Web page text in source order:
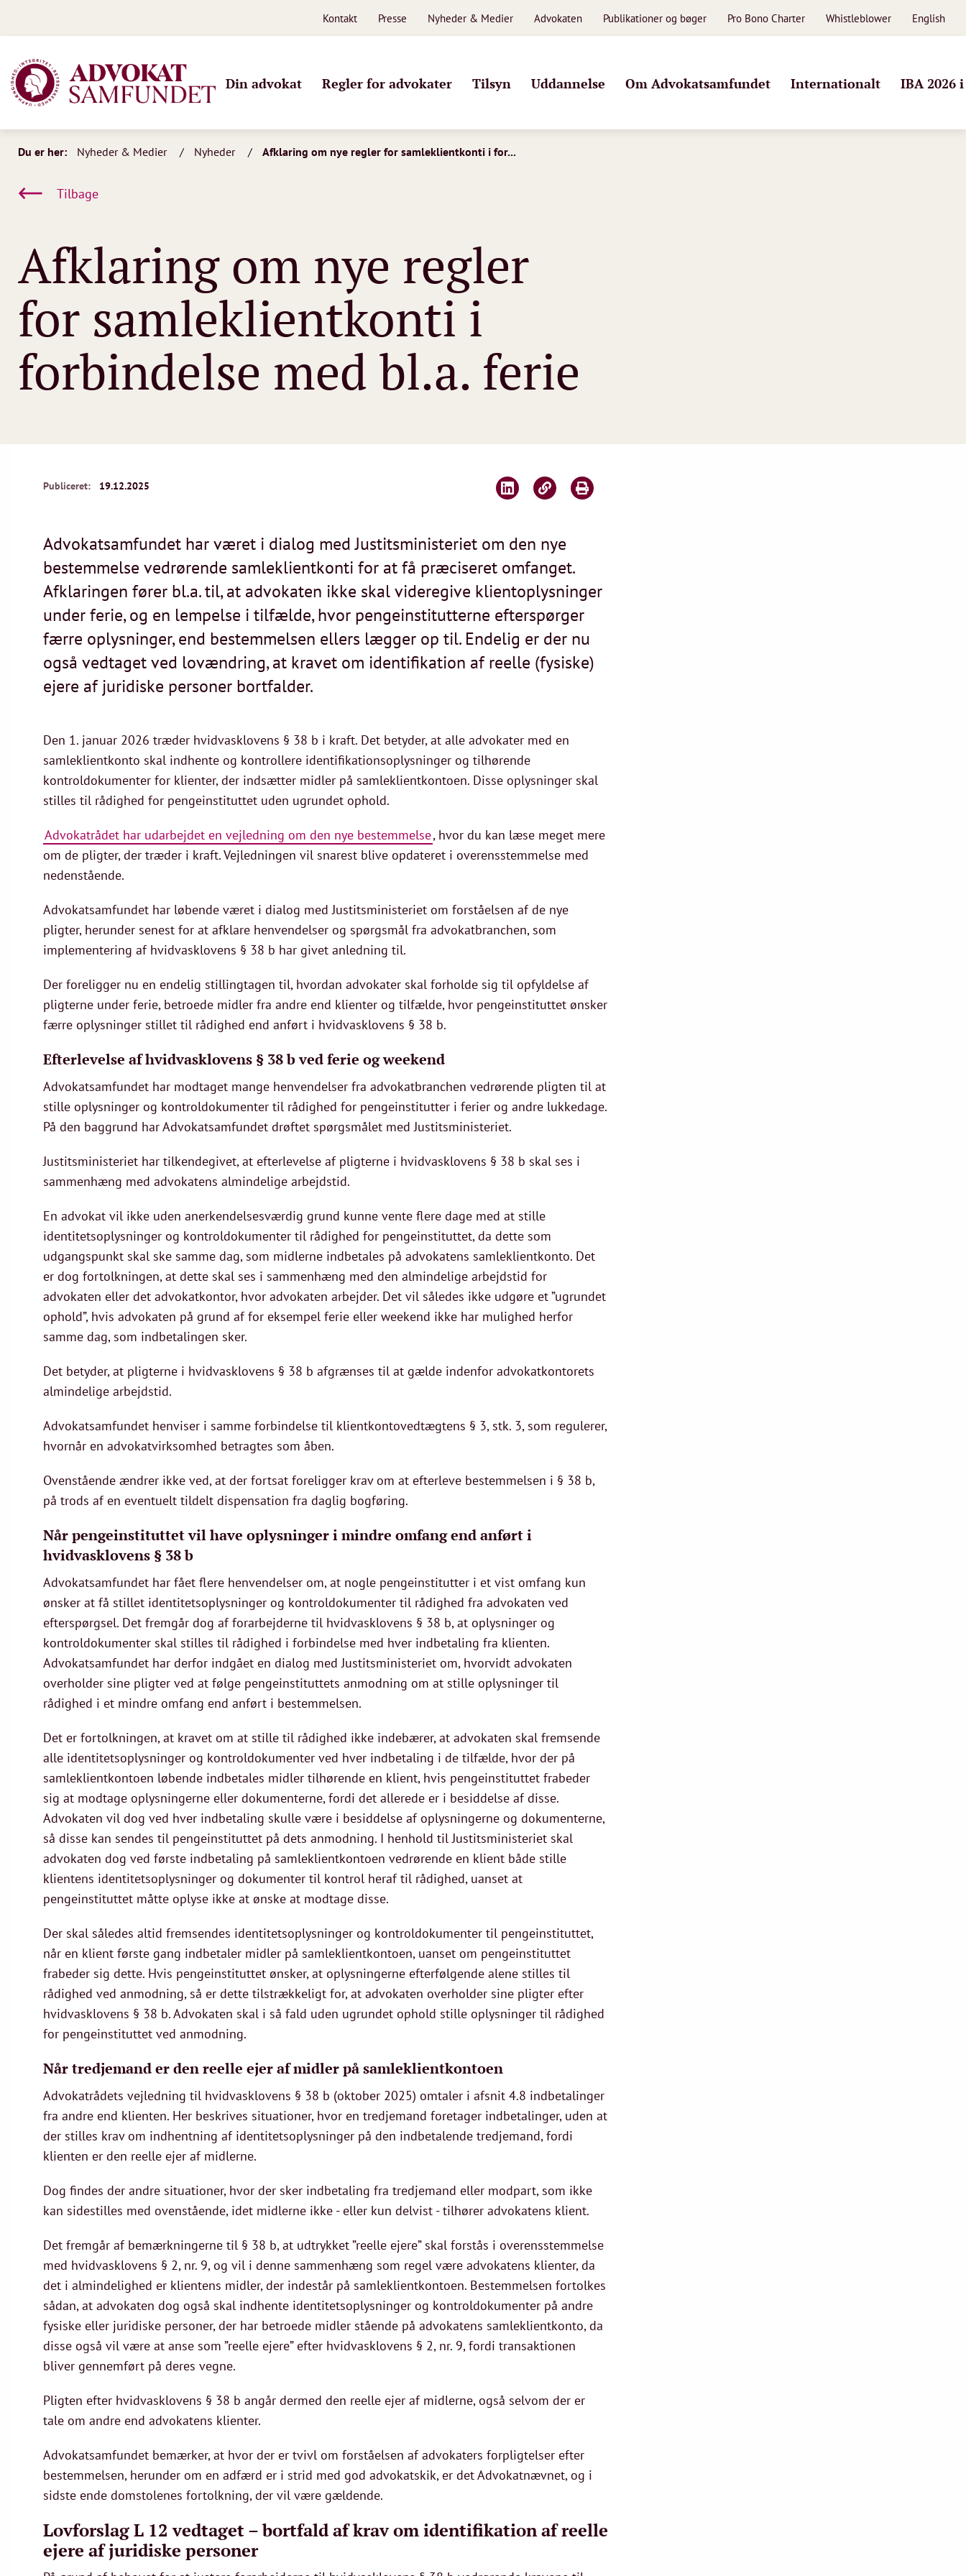
Kontakt Presse Nyheder & Medier Advokaten Publikationer og bøger Pro Bono Charter Whistleblower English
Din advokat Regler for advokater Tilsyn Uddannelse Om Advokatsamfundet Internationalt IBA 2026
Du er her: Nyheder & Medier Nyheder Afklaring om nye regler for samleklientkonti i for...
Tilbage
Afklaring om nye regler
for samleklientkonti i
forbindelse med bl.a. ferie
Publiceret: 19.12.2025
Advokatsamfundet har været i dialog med Justitsministeriet om den nye
bestemmelse vedrørende samleklientkonti for at få præciseret omfanget.
Afklaringen fører bl.a. til, at advokaten ikke skal videregive klientoplysninger
under ferie, og en lempelse i tilfælde, hvor pengeinstitutterne efterspørger
færre oplysninger, end bestemmelsen ellers lægger op til. Endelig er der nu
også vedtaget ved lovændring, at kravet om identifikation af reelle (fysiske)
ejere af juridiske personer bortfalder.
Den 1. januar 2026 træder hvidvasklovens § 38 b i kraft. Det betyder, at alle advokater med en
samleklientkonto skal indhente og kontrollere identifikationsoplysninger og tilhørende
kontroldokumenter for klienter, der indsætter midler på samleklientkontoen. Disse oplysninger skal
stilles til rådighed for pengeinstituttet uden ugrundet ophold.
Advokatrådet har udarbejdet en vejledning om den nye bestemmelse, hvor du kan læse meget mere
om de pligter, der træder i kraft. Vejledningen vil snarest blive opdateret i overensstemmelse med
nedenstående.
Advokatsamfundet har løbende været i dialog med Justitsministeriet om forståelsen af de nye
pligter, herunder senest for at afklare henvendelser og spørgsmål fra advokatbranchen, som
implementering af hvidvasklovens § 38 b har givet anledning til.
Der foreligger nu en endelig stillingtagen til, hvordan advokater skal forholde sig til opfyldelse af
pligterne under ferie, betroede midler fra andre end klienter og tilfælde, hvor pengeinstituttet ønsker
færre oplysninger stillet til rådighed end anført i hvidvasklovens § 38 b.
Efterlevelse af hvidvasklovens § 38 b ved ferie og weekend
Advokatsamfundet har modtaget mange henvendelser fra advokatbranchen vedrørende pligten til at
stille oplysninger og kontroldokumenter til rådighed for pengeinstitutter i ferier og andre lukkedage.
På den baggrund har Advokatsamfundet drøftet spørgsmålet med Justitsministeriet.
Justitsministeriet har tilkendegivet, at efterlevelse af pligterne i hvidvasklovens § 38 b skal ses i
sammenhæng med advokatens almindelige arbejdstid.
En advokat vil ikke uden anerkendelsesværdig grund kunne vente flere dage med at stille
identitetsoplysninger og kontroldokumenter til rådighed for pengeinstituttet, da dette som
udgangspunkt skal ske samme dag, som midlerne indbetales på advokatens samleklientkonto. Det
er dog fortolkningen, at dette skal ses i sammenhæng med den almindelige arbejdstid for
advokaten eller det advokatkontor, hvor advokaten arbejder. Det vil således ikke udgøre et ”ugrundet
ophold”, hvis advokaten på grund af for eksempel ferie eller weekend ikke har mulighed herfor
samme dag, som indbetalingen sker.
Det betyder, at pligterne i hvidvasklovens § 38 b afgrænses til at gælde indenfor advokatkontorets
almindelige arbejdstid.
Advokatsamfundet henviser i samme forbindelse til klientkontovedtægtens § 3, stk. 3, som regulerer,
hvornår en advokatvirksomhed betragtes som åben.
Ovenstående ændrer ikke ved, at der fortsat foreligger krav om at efterleve bestemmelsen i § 38 b,
på trods af en eventuelt tildelt dispensation fra daglig bogføring.
Når pengeinstituttet vil have oplysninger i mindre omfang end anført i
hvidvasklovens § 38 b
Advokatsamfundet har fået flere henvendelser om, at nogle pengeinstitutter i et vist omfang kun
ønsker at få stillet identitetsoplysninger og kontroldokumenter til rådighed fra advokaten ved
efterspørgsel. Det fremgår dog af forarbejderne til hvidvasklovens § 38 b, at oplysninger og
kontroldokumenter skal stilles til rådighed i forbindelse med hver indbetaling fra klienten.
Advokatsamfundet har derfor indgået en dialog med Justitsministeriet om, hvorvidt advokaten
overholder sine pligter ved at følge pengeinstituttets anmodning om at stille oplysninger til
rådighed i et mindre omfang end anført i bestemmelsen.
Det er fortolkningen, at kravet om at stille til rådighed ikke indebærer, at advokaten skal fremsende
alle identitetsoplysninger og kontroldokumenter ved hver indbetaling i de tilfælde, hvor der på
samleklientkontoen løbende indbetales midler tilhørende en klient, hvis pengeinstituttet frabeder
sig at modtage oplysningerne eller dokumenterne, fordi det allerede er i besiddelse af disse.
Advokaten vil dog ved hver indbetaling skulle være i besiddelse af oplysningerne og dokumenterne,
så disse kan sendes til pengeinstituttet på dets anmodning. I henhold til Justitsministeriet skal
advokaten dog ved første indbetaling på samleklientkontoen vedrørende en klient både stille
klientens identitetsoplysninger og dokumenter til kontrol heraf til rådighed, uanset at
pengeinstituttet måtte oplyse ikke at ønske at modtage disse.
Der skal således altid fremsendes identitetsoplysninger og kontroldokumenter til pengeinstituttet,
når en klient første gang indbetaler midler på samleklientkontoen, uanset om pengeinstituttet
frabeder sig dette. Hvis pengeinstituttet ønsker, at oplysningerne efterfølgende alene stilles til
rådighed ved anmodning, så er dette tilstrækkeligt for, at advokaten overholder sine pligter efter
hvidvasklovens § 38 b. Advokaten skal i så fald uden ugrundet ophold stille oplysninger til rådighed
for pengeinstituttet ved anmodning.
Når tredjemand er den reelle ejer af midler på samleklientkontoen
Advokatrådets vejledning til hvidvasklovens § 38 b (oktober 2025) omtaler i afsnit 4.8 indbetalinger
fra andre end klienten. Her beskrives situationer, hvor en tredjemand foretager indbetalinger, uden at
der stilles krav om indhentning af identitetsoplysninger på den indbetalende tredjemand, fordi
klienten er den reelle ejer af midlerne.
Dog findes der andre situationer, hvor der sker indbetaling fra tredjemand eller modpart, som ikke
kan sidestilles med ovenstående, idet midlerne ikke - eller kun delvist - tilhører advokatens klient.
Det fremgår af bemærkningerne til § 38 b, at udtrykket ”reelle ejere” skal forstås i overensstemmelse
med hvidvasklovens § 2, nr. 9, og vil i denne sammenhæng som regel være advokatens klienter, da
det i almindelighed er klientens midler, der indestår på samleklientkontoen. Bestemmelsen fortolkes
sådan, at advokaten dog også skal indhente identitetsoplysninger og kontroldokumenter på andre
fysiske eller juridiske personer, der har betroede midler stående på advokatens samleklientkonto, da
disse også vil være at anse som ”reelle ejere” efter hvidvasklovens § 2, nr. 9, fordi transaktionen
bliver gennemført på deres vegne.
Pligten efter hvidvasklovens § 38 b angår dermed den reelle ejer af midlerne, også selvom der er
tale om andre end advokatens klienter.
Advokatsamfundet bemærker, at hvor der er tvivl om forståelsen af advokaters forpligtelser efter
bestemmelsen, herunder om en adfærd er i strid med god advokatskik, er det Advokatnævnet, og i
sidste ende domstolenes fortolkning, der vil være gældende.
Lovforslag L 12 vedtaget – bortfald af krav om identifikation af reelle
ejere af juridiske personer